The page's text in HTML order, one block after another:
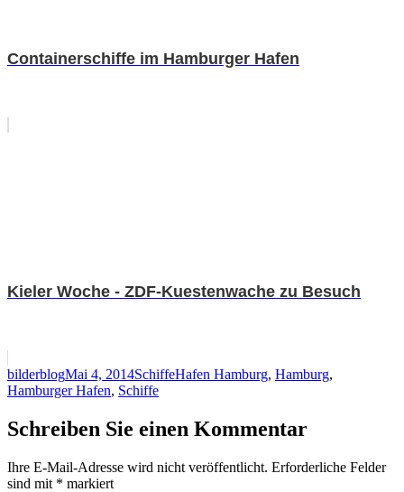
Containerschiffe im Hamburger Hafen
Kieler Woche - ZDF-Kuestenwache zu Besuch
Autor
bilderblogVeröffentlicht
am
Mai 4, 2014Kategorien
SchiffeSchlagwörter
Hafen Hamburg, Hamburg,
Hamburger Hafen, Schiffe
Schreiben Sie einen Kommentar
Ihre E-Mail-Adresse wird nicht veröffentlicht. Erforderliche Felder
sind mit * markiert